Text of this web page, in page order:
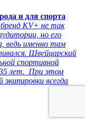
и для спорта
KV+ не так
но его
ведь именно там
Швейцарский
спортивной
лет. При этом
всегда